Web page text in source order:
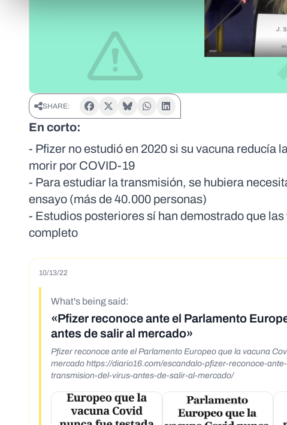
SHARE:
En corto:
- Pfizer no estudió en 2020 si su vacuna reducía
morir por COVID-19
- Para estudiar la transmisión, se hubiera
ensayo (más de 40.000 personas)
- Estudios posteriores sí han demostrado que
completo
10/13/22
What's being said:
«Pfizer reconoce ante el Parlamento
antes de salir al mercado»
Pfizer reconoce ante el Parlamento Europeo que la vacuna
mercado https://diario16.com/escandalo-pfizer-reconoce-ante-el-parlamento-europeo-que-la-vacuna-nunca-fue-testada-para-frenar-la-
transmision-del-virus-antes-de-salir-al-mercado/